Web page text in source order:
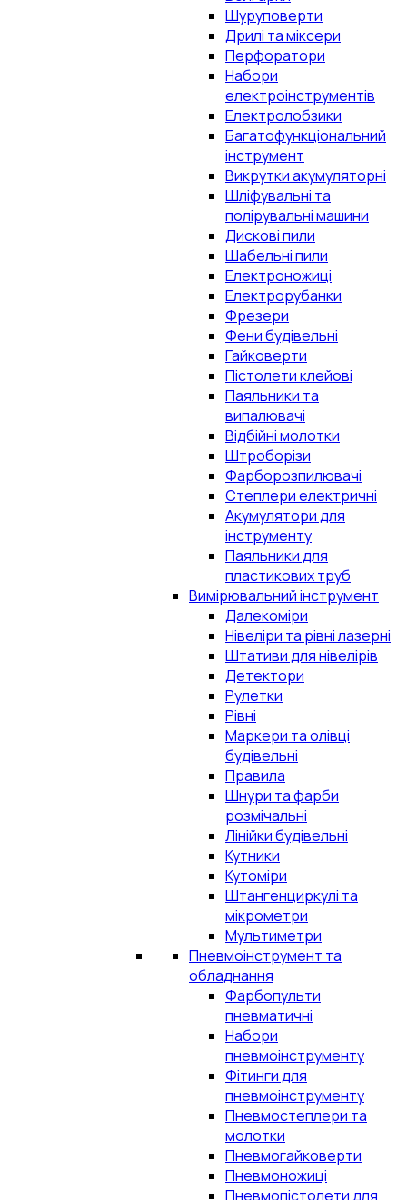
Шуруповерти
Дрилі та міксери
Перфоратори
Набори
електроінструментів
Електролобзики
Багатофункціональний
інструмент
Викрутки акумуляторні
Шліфувальні та
полірувальні машини
Дискові пили
Шабельні пили
Електроножиці
Електрорубанки
Фрезери
Фени будівельні
Гайковерти
Пістолети клейові
Паяльники та
випалювачі
Відбійні молотки
Штроборізи
Фарборозпилювачі
Степлери електричні
Акумулятори для
інструменту
Паяльники для
пластикових труб
Вимірювальний інструмент
Далекоміри
Нівеліри та рівні лазерні
Штативи для нівелірів
Детектори
Рулетки
Рівні
Маркери та олівці
будівельні
Правила
Шнури та фарби
розмічальні
Лінійки будівельні
Кутники
Кутоміри
Штангенциркулі та
мікрометри
Мультиметри
Пневмоінструмент та
обладнання
Фарбопульти
пневматичні
Набори
пневмоінструменту
Фітинги для
пневмоінструменту
Пневмостеплери та
молотки
Пневмогайковерти
Пневмоножиці
Пневмопістолети для